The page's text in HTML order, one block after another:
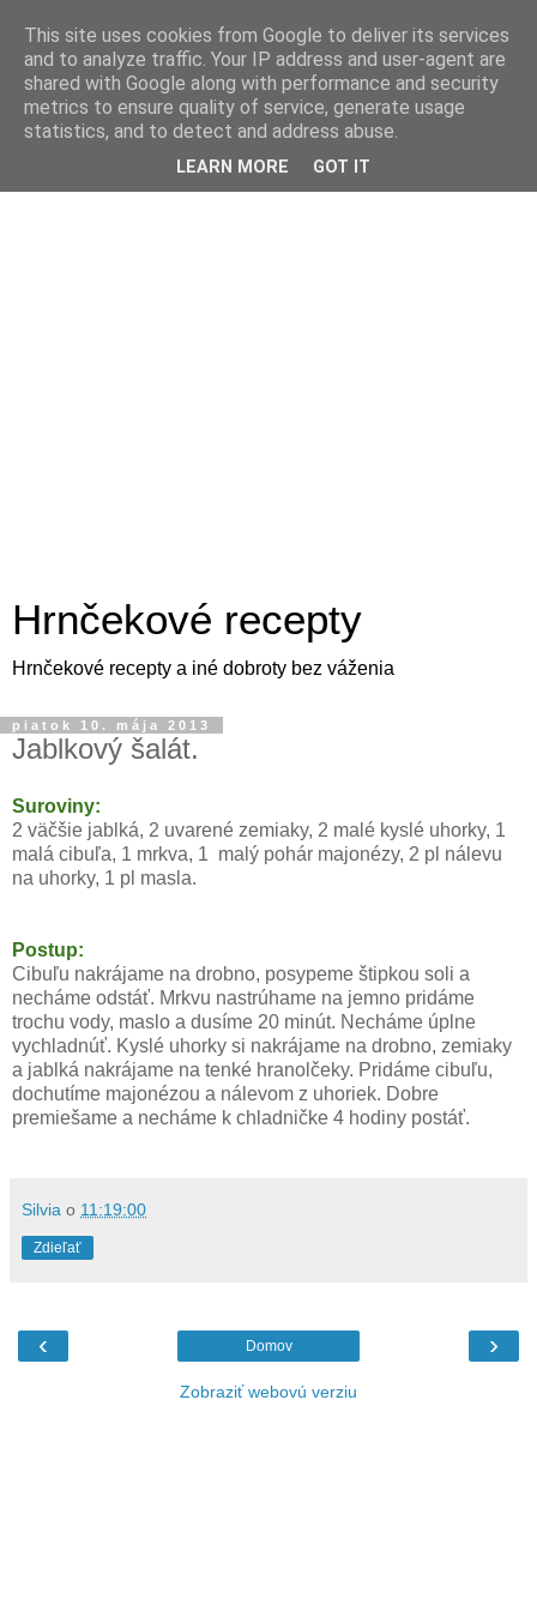
Hrnčekové recepty
Hrnčekové recepty a iné dobroty bez váženia
piatok 10. mája 2013
Jablkový šalát.
Suroviny:
2 väčšie jablká, 2 uvarené zemiaky, 2 malé kyslé uhorky, 1
malá cibuľa, 1 mrkva, 1 malý pohár majonézy, 2 pl nálevu
na uhorky, 1 pl masla.
Postup:
Cibuľu nakrájame na drobno, posypeme štipkou soli a
necháme odstáť. Mrkvu nastrúhame na jemno pridáme
trochu vody, maslo a dusíme 20 minút. Necháme úplne
vychladnúť. Kyslé uhorky si nakrájame na drobno, zemiaky
a jablká nakrájame na tenké hranolčeky. Pridáme cibuľu,
dochutíme majonézou a nálevom z uhoriek. Dobre
premiešame a necháme k chladničke 4 hodiny postáť.
Silvia o 11:19:00
Zdieľať
‹ ›
Domov
Zobraziť webovú verziu
This site uses cookies from Google to deliver its services
and to analyze traffic. Your IP address and user-agent are
shared with Google along with performance and security
metrics to ensure quality of service, generate usage
statistics, and to detect and address abuse.
LEARN MORE GOT IT